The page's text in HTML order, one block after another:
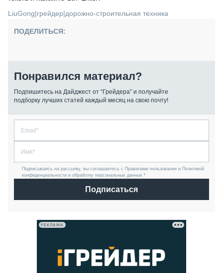
LiuGong|грейдер|дорожно-строительная техника
ПОДЕЛИТЬСЯ:
Понравился материал?
Подпишитесь на Дайджест от “Грейдера” и получайте
подборку лучших статей каждый месяц на свою почту!
Подписываясь на рассылку, вы соглашаетесь с Правилами пользования и Политикой
конфиденциальности и обработку персональных данных *
Подписаться
РЕКЛАМА